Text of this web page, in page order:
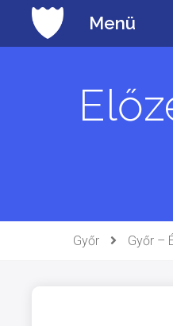
tartalomhoz
Menü
Győr Győr –